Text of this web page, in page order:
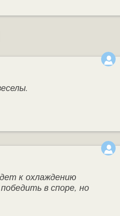
к охлаждению
в споре, но